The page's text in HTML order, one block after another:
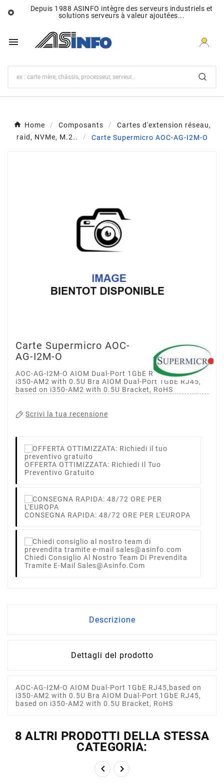

Depuis 1988 ASINFO intègre des serveurs industriels et
solutions serveurs à valeur ajoutées...

Home Composants
Cartes d'extension réseau,
raid, NVMe, M.2..
Carte Supermicro AOC-AG-I2M-O
Carte Supermicro AOC-
AG-I2M-O
AOC-AG-I2M-O AIOM Dual-Port 1GbE RJ45,based on
i350-AM2 with 0.5U Bra AIOM Dual-Port 1GbE RJ45,
based on i350-AM2 with 0.5U Bracket, RoHS
Scrivi la tua recensione
OFFERTA OTTIMIZZATA: Richiedi Il Tuo
Preventivo Gratuito
CONSEGNA RAPIDA: 48/72 ORE PER L'EUROPA
Chiedi Consiglio Al Nostro Team Di Prevendita
Tramite E-Mail Sales@asinfo.com
Descrizione
Dettagli del prodotto
AOC-AG-I2M-O AIOM Dual-Port 1GbE RJ45,based on
i350-AM2 with 0.5U Bra AIOM Dual-Port 1GbE RJ45,
based on i350-AM2 with 0.5U Bracket, RoHS
8 ALTRI PRODOTTI DELLA STESSA
CATEGORIA:
 